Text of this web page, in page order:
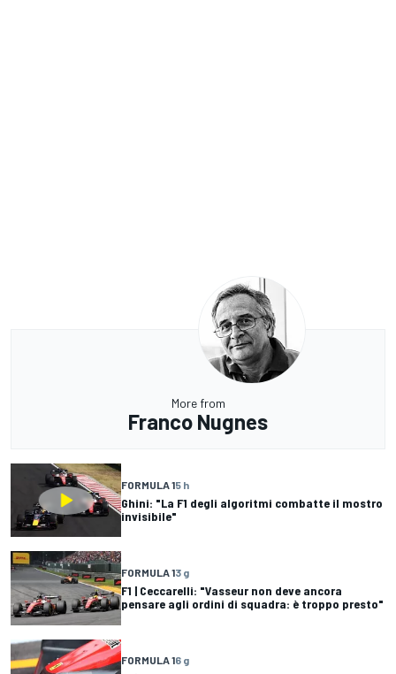
More from
Franco Nugnes
FORMULA 15 h
Ghini: "La F1 degli algoritmi combatte il mostro
invisibile"
FORMULA 13 g
F1 | Ceccarelli: "Vasseur non deve ancora
pensare agli ordini di squadra: è troppo presto"
FORMULA 16 g